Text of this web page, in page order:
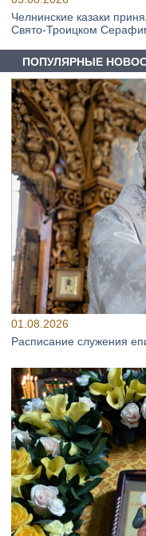
Челнинские казаки
Свято‑Троицком
ПОПУЛЯРНЫЕ
01.08.2026
Расписание служения